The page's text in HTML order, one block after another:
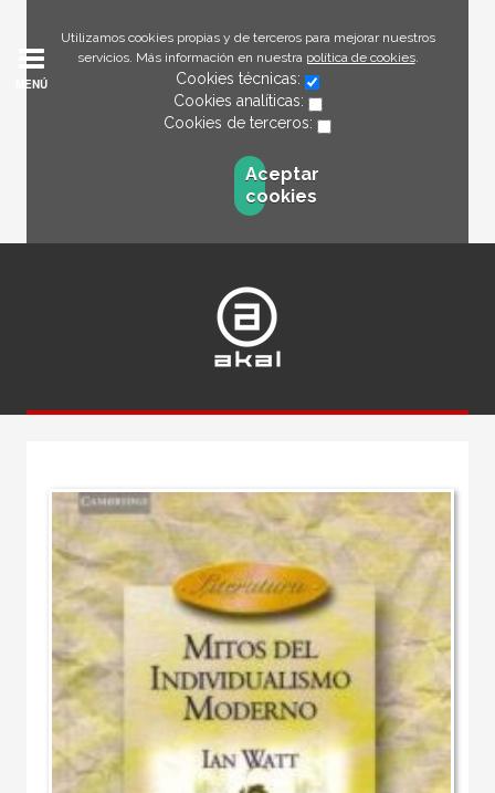
Utilizamos cookies propias y de terceros para mejorar nuestros
servicios. Más información en nuestra política de cookies.
Cookies técnicas:
Cookies analíticas:
Cookies de terceros:
Aceptar
cookies
MENÚ